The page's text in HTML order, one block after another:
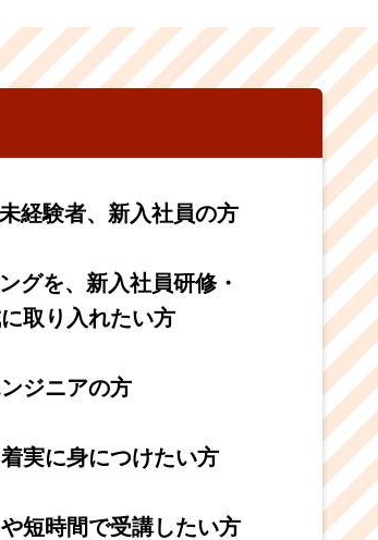
経験者、新入社員の方
グを、新入社員研修・
取り入れたい方
ジニアの方
実に身につけたい方
短時間で受講したい方